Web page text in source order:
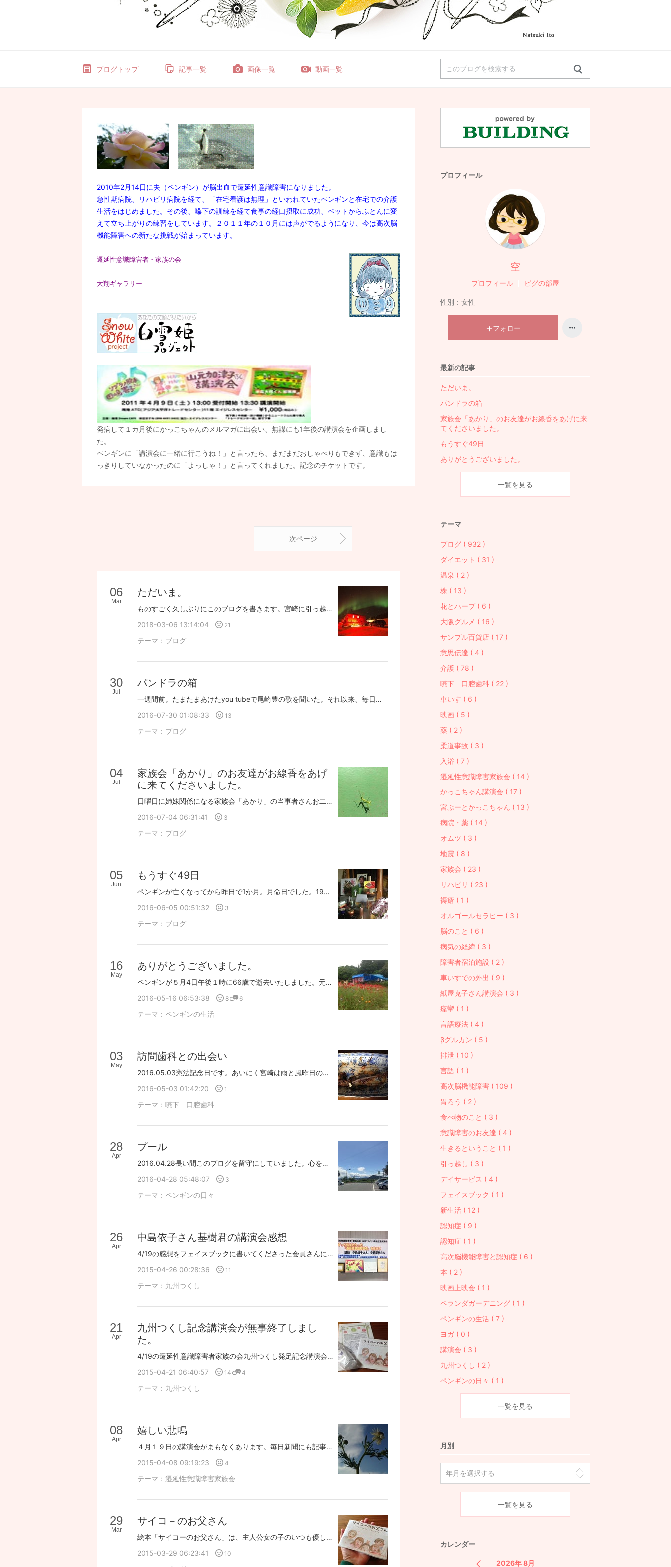
ブログトップ 記事一覧 画像一覧 動画一覧
2010年2月14日に夫（ペンギン）が脳出血で遷延性意識障害になりました。
急性期病院、リハビリ病院を経て、「在宅看護は無理」といわれていたペンギンと在宅での介護
生活をはじめました。その後、嚥下の訓練を経て食事の経口摂取に成功、ベットからふとんに変
えて立ち上がりの練習をしています。２０１１年の１０月には声がでるようになり、今は高次脳
機能障害への新たな挑戦が始まっています。
遷延性意識障害者・家族の会
大翔ギャラリー
発病して１カ月後にかっこちゃんのメルマガに出会い、無謀にも1年後の講演会を企画しまし
た。
ペンギンに「講演会に一緒に行こうね！」と言ったら、まだまだおしゃべりもできず、意識もは
っきりしていなかったのに「よっしゃ！」と言ってくれました。記念のチケットです。
次ページ
06
Mar
ただいま。
ものすごく久しぶりにこのブログを書きます。宮崎に引っ越して7年目。2年前に夫が、昨年末に母が亡くなりました。さあ、これからどんな人生にしようか？と、考えていた時に今まで家族会の活動拠点だった「まちかど図書館」が3月に閉鎖することになって、考えた末に、家族会を解散することにしました。立ち上げて5年、夫が亡くなって2年です。家族会のおかげでたくさんの素晴らしい方々と知り合えました。これは私にとっての財産です。これからもずっとこのご縁を大切にしていきたいと思います。これを機に私自身の人生もリセットしたいと思います。何ができるかわからないけれど～～～。1月にオーロラを見にアラスカへ行ってきました。
2018-03-06 13:14:04
21
テーマ： ブログ
30
Jul
パンドラの箱
一週間前。たまたまあけたyou tubeで尾崎豊の歌を聞いた。それ以来、毎日尾崎豊づくし（笑）彼がブレイクした当時は私は子育て真っ最中。深く知ることなく通り過ぎていったのでした。そしてこのmama,say good-byeを聞いて、今朝は涙が止まらなかった。この歌は彼の母が亡くなった時のものだけど、尾崎自身の死もそしてペンギンの死も・・・・この歌を聞いて、息子が言ったことを思い出す。夫や息子や生活のために生きている私に対して「お母さんの人生はそれでいいの？」と言った。それは息子に意見をしていた私に対しての反論だった。そして今。ペンギンが永眠して、子供たちにはそれぞれの人生がある今。自分の人生をどうしていくのか？自由であるが故の寂しさ、不確かさを感じている。ペンギンが亡くなってから、とにかく時間を空けないように、毎日予定を書き込んでいくようにしていた。きっと自分を見つめなおすのが怖かったのでしょう。尾崎豊の歌は、自分の中に封印していた何かをえぐり取ってしまったようだ。
2016-07-30 01:08:33
13
テーマ： ブログ
04
Jul
家族会「あかり」のお友達がお線香をあげ
に来てくださいました。
日曜日に姉妹関係になる家族会「あかり」の当事者さんお二人が2時間かけて車で我が家に来てくださいました。「お線香をあげに行きたい」とおっしゃっていましたが、最初は申し訳ないのでお断りしました。しかしお二人で来られるというので、トゥモローの同じ年頃の当事者さんで最近参加された方とお母さまをお誘いして、みんなでピザを焼いて食べました。私は今までに何度かお会いしていますが、ペンギンとは会っていません。それでもこんな風に来てくださることは、とてもありがたく、嬉しいことです。当事者Ｆさんは高次脳機能障害になってから、自動車の免許を取ったそうで、最初は教官に怒られて、車から降りてコースを歩かされたこともあったそうです。記憶障害があるので、学科も大変だったろうと思います。昨年お会いした橋本圭司先生のリハの時は「高速道路を走ってみたい」「一般就労をしたい」ということを希望されていましたが、高速道路の方はクリア一般就労の方は今試験就労中とのことでした。きっとそれも果たせるのではないかと、期待しています。食事が終わるころにＴさんとお嬢さんのＭちゃんも来てくださって、ワイワイ楽しくお話することができました。気持ちの良い楽しい会話ができたので「また遊びに来てね」と言って、お別れしました。すると無事到着のメールが届いたときに、帰りの車の中で「また来よう！」と、話が盛り上がったそうです嬉しいな
2016-07-04 06:31:41
3
テーマ： ブログ
05
Jun
もうすぐ49日
ペンギンが亡くなってから昨日で1か月。月命日でした。19日には息子たちが帰ってきて、四十九日です。市役所や年金や保険の手続きをするたびに、この世からペンギンの名前が消えていくのだ、と感じました。今はお仏壇の部屋で仕事をして、布団を敷いてペンギンと一緒に寝ていますが、お骨がなくなって祭壇もなくなって・・・と思うと、その日が来るのがちょっと怖い気もします。どうしようかな？いままでペンギンと一緒に寝ていた部屋に１人で寝るか？それともこの部屋に寝るか？迷ってしまいます。昨日は文化センターへ行ったので、桂ざこばさんの「ふるさとワクワク劇場」のチケット二枚とベンチャーズのチケット1枚を買いました。どちらもペンギンがいたら、喜んで一緒に行ったことでしょう。ざこばさんは、母と一緒に行きます。「めんどくさい」と言われなければよいのですがベンチャーズはお空のペンギンと一緒に聞きますね
2016-06-05 00:51:32
3
テーマ： ブログ
16
May
ありがとうございました。
ペンギンが５月4日午後１時に66歳で逝去いたしました。元気にデイサービスに出掛け、昼食も綺麗に食べた後の急性心筋梗塞でした。（ちなみにこの日は2番目に大好きな若い女性の職員さんにドライブに連れて行ってもらい、昼から出勤してきた一番大好きな女性の職員さんを横に座らせて食事をしたそうです）5月6日に大阪へ帰る予定で、大学時代の友人が集まってくれたり、ヨットのお友達が来てくださったり、そしてペンギンの兄弟たちと一泊の温泉旅行を予定していた矢先の事でした。その6日がお葬式となってしまいました。こんなことなら、もっと早くに大阪へ帰っていたら・・・と後悔することもありますが、この日を選んで、自分で区切りをつけたような気もします。6年前に左右の脳出血をおこし、九死に一生を得ましたが、一年ほどは意識障害の状態でした。その時に家族会に出会ったおかげで、大阪大学の舘村先生に出会い、食事ができるようになりました。また極めて不十分ではありますが話せるようになり、歩行器で歩けるようになりました。大阪で生まれ育ち、結婚してからもずっと大阪で暮らしていましたが、三年ほど前に私の母の介護のため、宮崎に戻りました。極めて重度の高次脳機能障害のため、待つことが難しく周りの皆様には多大なご迷惑をおかけしたと思います。また本人も辛い思いや歯がゆい思いをしたことと思いますが、病気をしてからは、夫婦仲良く手を繋いで過ごしました。（強勢把握という症状があり、右手で私の手をギュッと握ります）映画にコンサートに講演会に出掛け、旅行もしました。密度の濃い6年間を過ごしました。夫が繋いだ手を離したのは、母との時間を作ってくれたように思えてなりません。これから母と一緒に沢山の思い出を作りたいと思います。関わってくださった皆様、本当にありがとうございました。昨日は以前から予定していた日之影のお友達が主催する恋和神のチャリティーコンサートに行ってきました。ご自分の畑に会場を設営されて、全国からミュージシャンが駆けつけてくださいます。宮崎で口蹄疫が発症して、３０万頭の牛や豚が殺処分された8年前にはじめられたコンサート。あおれから新燃岳、鳥インフルエンザ、東日本大震災、と毎年のように続き、今年は熊本大分の震災支援です。主催者の注意事項が・・・1.自然の中ですので、蛇、ムカデ、虫類がいる場合があります。2．怪我、事故等は自己責任にてお願いします。3.あくまでチャリティコンサートですので、不便、不満はご了承ください。4.被災者のために祈りましょう。5.被災地の物品販売に協力してください。6.出演者は一流の人たちです。最後まで応援しましょう。7.協力できる方は、後片付けまでお願いします。8.横に出ている水は湧き水ですので、飲めます。9.明日は我が身と自覚しましょう。災害は大きな環境破壊です。復旧を支援しましょう。・・・・・・・・と、ありました。また「環」（たまき）という東北支援のために作られたみほさんの歌を聞いて、涙が止まらなくなりました。出だしは・・・そして青空がのこった 春はそこまで来てたのに叫びはいつか祈りへと変わり あの日の涙を忘れない一人でいきていくことは とても辛いことだけどだれかが支えてくれている 思うと力が湧いてくる前に進もう 希望を胸にたくさんの勇気と たくさんのやさしさ 素敵な贈り物みんなの思いを環がつないでいくよもう泣かないで さあ笑ってよ 僕たちはここにいるから～～～～～ たくさんの素敵な人々、素晴らしい自然、鶯の声。行ってよかったです。
2016-05-16 06:53:38
8 6
テーマ： ペンギンの生活
03
May
訪問歯科との出会い
2016.05.03憲法記念日です。あいにく宮崎は雨と風昨日の食事で地産地消のうるめいわしを炊いて食べました。ペンギンはお箸でものをつかむことこそできるようになりましたが、お箸を使ってものを切り分けたりすることは難しいのです。なので、お肉は一口大に切りますし、魚は身をほぐしていました。昨日はちょっと面倒だったので、一匹のまま出しました。あとで私の手があいたら、ほぐしてあげようとおもったのです。ところが！次に私が見た時は綺麗に骨だけになっていました。ちょっと感動です。思えば胃ろうからの経管栄養にはじまって、ここに来るまで、いろいろありました。ペンギンが脳出血で倒れる前は、私たち夫婦はそれぞれ好きなことをしていました。ある日突然ペンギンが「明日からちょっとタイに行ってくる」と言ったり、ヨットをする方とお友達になって、ヨットの免許を取った時も「免許はとっても良いけど、ヨットは買ったらあかんよ！」と、念を押していたのに、いつのまにかヨットがあったり。そんなわけで、病院に運び込まれたとき、看護師さんから持ってくるものの中に「入れ歯のいれもの」というのがあって、「いえ、入れ歯はしていませんので(笑)」なんて、言いましたらほら！と見せてくださった部分入れ歯。びっくりぽん！でした。病院では看護師さんが口腔ケアをしてくださっていたので、こんな風にするのだということはわかっていました。けれど、私にとっては口腔ケアというよりもそれは歯磨きという認識でした。それで、まだ胃ろうをしていた時であった舘村先生に一日に何回歯磨きをしていますか？と聞かれたとき、恥ずかしながら1回と答えたのです。そんなに汚い口の状態で肺炎にならなかったということは、唾を呑み込めていること。だから食事もできるようになる！と言われたときには、本当にびっくりしました。口腔の体操も習って、ご飯を食べる練習をしたのですが、「のど元過ぎれば～」で、食事ができるようになると、ついつい口腔ケアがおろそかになってしまったのでした。あとから知ったのですが、歯磨きは命を守るためのものであり、また脳を活性化させるためのものだったのです。先日の紙屋先生の講演会でもペンフィールドの脳の役割の図を見せてくださり、口と手と足が大切であることをお話しくださいました。そして1時間おきに歯磨きをしてもよいくらいだとおっしゃっていました。さて、そんなことを知らない私は、ペンギンと一緒に認知症の母と同居するために宮崎に帰ることになります。その道中で、ご飯だったか、お菓子だったかを食べて、ペンギンの歯がぽろりと抜けたのでした。引っ越しの前に一時帰省をして、ケアマネさんとデイサービスを決めたり、自宅改修の話をしていたのですぐに連絡しました。すると翌日、訪問歯科の先生と歯科衛生士さんが来てくださいました。それから3年半、お世話になったのです。ペンギンの歯はどんどん抜けていきますが、歯根を取るためにはペンギンにじっとしていてもらわないといけません。それが大問題！そこで、応急処置の連続でしたが、残った歯根に黴菌が入って、歯茎が腫れることに～～～とうとう昨年の暮れに県病院に1泊で入院して、全身麻酔で歯根をとって、悪い歯も抜いてもらいました。先生方の相談で残してくださった歯もぐらぐらしだして、今回は通院で部分麻酔で抜いていただきました。ペンギンに先生が丁寧に説明してくださり「全身麻酔にしますか？それとも部分麻酔にしますか？その場合は身体を抑える必要がありますが、そうしても宜しいですか？」と聞いてくださるとペンギンは即座に後者を選ぶのでした。そしてめでたく、抜歯が終了。5年間の間に残っていた歯がどんどん抜けていったことに対して、罪悪感を感じていた私ですが、歯科の先生によると、ペンギンのように脳に損傷している人は、噛む力の加減ができないのだそうで、負担が大きいようです。その話をお聞きして、ちょっとだけ慰められました。歯に関することだけでなく、大貫診療所で行われている「ふらっと止まり木」という月に一回の100円居酒屋に誘っていただき、いろんな人との出会いがあり、今の私たちの生活の基盤ができました。最後に「名残惜しいですが、これで訪問は終了となります。」と言って下さる先生に感謝です。
2016-05-03 01:42:20
1
テーマ： 嚥下 口腔歯科
28
Apr
プール
2016.04.28長い間このブログを留守にしていました。心を入れ替えて、日々のことを書いていきたいと思います。2010年2月14日に脳出血を起こしてから、2012年の9月に宮崎に引っ越してきました。そのころは、まだまだ身体の能力も低く、精神的にも大声を張り上げて主張することが多く、母が一人で静かに暮らしていたのに、我が家から男性の大声が聞こえるものですから、ご近所さんが「おばあちゃんが虐待せれているのではないか」との声が上がって、民生委員さんが地域包括支援センターへ連絡し、地域包括のＯさんが飛んできてくださいました。彼は母の介護保険の関係で知り合って、我が家の事情をよく知ってくださっています。彼らにはpペンギンの現状などを文章でおつたえしていたものですから、「この文章を民生委員さんにも見せていいですか？」と言って下さいました。ご理解いただくためにはそのほうがありがたいので、もちろん了承しました。そんな風な宮崎での生活のはじまりでした。当初はデイサービスに行っても電話がかかってきて、迎えに行ったものです。今は小規模多機能型にお世話になっていて、お泊りこそ不可能ですが、たまになら早朝から夜9時ごろまで、預かっていただくことが可能になりました。デイのみなさんには大変お世話をおかけしているので、いざというときにお願いするようにしています。自宅で過ごすときに時々、ヘルストピアという屋内プールに行っています。身体障害者用の更衣室があり、鍵をかけることが出来るので、空いていれば2人で男性用に入り、着替えをします。当初は中に入った途端「帰ろう！」と騒いで、ほとんど歩くこともなく帰るような状況でした。今は1時間弱は頑張れるようになりました。流れるプールは外側を歩くと1周100ｍだそうなので、今日は8周と15ｍプールの往復をしました。ペンギンは前頭葉も損傷しているので、なかなか意欲がわかないのです。なのですぐに「もうやめよう」「帰ろう」と言い出します。上がろうとするペンギンと8周を目標にする私の攻防で、今日は私の勝利だったわけです少しづつ伸ばしていって、1ｋｍまで頑張ろうと目論んでいます(笑)
2016-04-28 05:48:07
3
テーマ： ペンギンの日々
26
Apr
中島依子さん基樹君の講演会感想
4/19の感想をフェイスブックに書いてくださった会員さんに了承をいただいて、転載いたします。彼女はチラシのデザインを担当、プロのデザイナーさんにボランティアで作っていただいた方です。今回はチラシの力も大きかったでしょうね。・・・・・・19日に、博多で遷延性意識障害者・家族の会 九州「つくし」の発足記念講演会が行われ、無事に終えることができました。富山県の中島依子さん、基樹くんを招いての講演会と、筆談と指談の講習会と、その後に会員の方々との懇親会がありました。定員50名を募集したところ、それを上回るたくさんの申し込みがあり、仕方なくお断りした方も出たほど予想以上の反響で、当日は会員も入れて100人の大きな発足会となりました。前半は、中島さんの地域のテレビ局が作り、放送された、基樹くんが意識を取り戻すまでの番組鑑賞や、基樹くんが遷延性意識障害者となってから、11年後に筆談や指談ができ、絵や文章を描いて、多くの意識障害者の方や、その家族の為に、全国を回って講演活動をしているお話を聞いて、後半は、筆談と指談のデモストレーションがありました。中島さんの講演会を聞きながら、家族会の役員の皆さんも、私も、介護と仕事と家事で忙しい中、一生懸命、初の発足会の準備をしてきたことを思うと、感無量になり、涙が出ました。参加された方から「設立総会にふさわしい講演会でした」「九州に家族会ができて嬉しいです」「これからの家族会に期待します」と多くの賛同する嬉しい言葉を頂くことができ、家族会の会員も増え、 発足記念講演会は大成功をおさめました。Facebookのお友達の皆さんも、多くの方が賛同してくれて、たくさんの「いいね！」を本当にありがとうございました。チラシを配るお手伝いをしてくださったお友達にも、心より感謝致します。次回は、11月に全国会と一緒に山元加津子さんを呼んでの総会となります。夢にまでみた、かっこちゃんに逢えるなんて…(♡ヮ♡)また次回も、頑張りたいと思います！p(*^^*)q
2015-04-26 00:28:36
11
テーマ： 九州つくし
21
Apr
九州つくし記念講演会が無事終了しまし
た。
4/19の遷延性意識障害者家族の会九州つくし発足記念講演会が、無事終了しました。ご参加くださったみなさん、お手伝いいただいたみなさん、本当にありがとうございました。今回は当初、78名の会場を用意しました。ところが、会員さんの広報活動、マスコミ報道もあり、たくさんの参加申し込みがあり、定員50名を大幅に上回り、85名で受付ストップ！以降の方には丁寧にお詫びしたうえで、後日資料をお送りする約束をいたしました。しかし！予約なしでの当日参加者もあり、会場は満杯。ドアをあけるのもままならない状態でした。当日会員になって下さった方は10家族。また賛助会員は以前にの申し込みを含めて、50名以上！！！（これは事務局をしてくださっている方の病院関係の方多数と思われます）賛助会員とは別にお金を伴わないボランティアの方を対象とする特別会員も募集。素敵なチラシをボランティアで担当してくださった方を第一号で特別会員に認定させていただきました今回集まって下さったボランティアの方も気持ちよく特別会員になって下さり、次回11月の講演会にも来て下さることになりました。本当にありがとうございます。ここで講演の内容を説明したいところですが、実は私は会員さんのお子さんの子守要員で、隣のお部屋に籠っていました。後日DVDで見てから、書かせてください。講演をしてくださった中島基樹さんの地元のテレビ局の報道がありましたので、アドレスを添付します。https://www.youtube.com/watch?feature=youtu.be&v=Y8kX5DytXdE&app=desktop私は始まる前と休憩中と終わってから、せっせとロビー活動をしました(笑)久留米リハビリテーション病院の先生は「繋がっていこう！連絡しておいで」と、行って下さるし、身体障害者リハビリテーションセンターの方や高次脳機能障害の翼の会の代表の方ともお話ができました。皆様、一緒にやろうね、と言ってくださるのですが、「つくし」はともかく、私の高次脳機能障害家族会トゥモローの方は、弱小の団体で、恐縮してしまいました。今回の「つくし」の立ち上げで、いろいろと勉強になることも多く、今後に生かしていきたいと思います。会員さんのアロマルームフレグランスとよつばもこさんが発足祝いに提供くださった郵便絵本「サイコーのお父さん」に感謝の気持ちを添えて、会員さんとボランティアさんにお配りしました。
2015-04-21 06:40:57
14 4
テーマ： 九州つくし
08
Apr
嬉しい悲鳴
４月１９日の講演会がまもなくあります。毎日新聞にも記事が載りました。http://mainichi.jp/select/news/20150406k0000e040224000c.html会員のみなさんや協力団体などの告知のおかげで、たくさんの皆さんが集まって下さることになり、嬉しい悲鳴です。定員50名はあっという間に突破、でもどなたも大切な方々です。私たち会員は立ってでも入っていただきましょう、ということになりました。会員さん、ボランティアさん、マスコミのみなさんを含めて、80名を突破してしまいました。ぎゅうぎゅう詰めになりますが、みなさんご協力をお願いいたします。個人的には大阪でお世話になったお二人とおあいできるのが、とーっても楽しみです。また岡山からはH先生がご参加くださいます。ゆっくりお話しするのは今回がはじめてなので、それも楽しみ。お電話でお世話になった県の障害者リハビリセンターのSさんとは初対面ですが、お会いするのが楽しみです。また当事者さんを抱えたご家族も5組来られます。一番遠くはさいたま市からのご参加です。どなたも大切な思いを持って参加してくださるのです。出会いが楽しみです。場所は狭いかもしれませんが、みなさんが気持ちよく参加できて、「来てよかった！」と思っていただけるよう、心をこめて対応していきたいと思います。
2015-04-08 09:19:23
4
テーマ： 遷延性意識障害家族会
29
Mar
サイコ－のお父さん
絵本「サイコーのお父さん」は、主人公女の子のいつも優しいお父さんがある日突然倒れて、意識不明になるのです。意識障害になったお父さんを女の子の目を通して、描いた作品です。作者のよつばもこさんとは、４年前大阪でかっこちゃんの講演会をしたときに出会いました。ちあなみにその時に同時開催した米盛大翔君の作品展で、章子さんともこさんも出会われたのでした。そのもこさんの友人のご主人が遷延性意識障害になられていて、私と家族会をその友人に繋いで下さったのでした。不思議なご縁が続いています。そしてこの絵本「サイコーのお父さん」は、ご友人のことをテーマに書いたものです。教育委員会の公募で、入賞されたため、規定があり出版はとっても大変だったのです。最初に限定で作ったものを私もいただきました。欲しいという大学の先生もおられましたが、もこさんの手元にはもう無いという状況でした。そんななか。遷延性意識障害九州家族会が立ち上がって、その中にまだお若い女性がおれれました。息子さんは4歳。お父さんが意識障害なのです。このお二人を見て、「サイコーのお父さん」は私の元にあるよりもこの親子さんに持っておいてもらおうと、思ったのです。そして、喜んでくださったお母さんが、もこさんにお礼のメールを送ったのです。そこから、ミラクルが始まったようです。郵便絵本として、再び生み出されました。そうして、そうして。昨日もこさんからのメールで、このモデルとなったお父さんとついに筆談ができたそうです！奥さんと娘さんも涙、涙だったそうです。もこさんのライフワークは自閉症のことですが、大阪白雪隊に入られて活動するうちに、なにも分ける必要はないと思われたのだそうです。鳥肌がたちました。自分の思うことをひとつひとつ丁寧に実行していかれるもこさんに教えていただくことがいっぱい。感謝です。
2015-03-29 06:23:41
10
プロフィール
空
プロフィール ピグの部屋
性別： 女性
フォロー
最新の記事
ただいま。
パンドラの箱
家族会「あかり」のお友達がお線香をあげに来
てくださいました。
もうすぐ49日
ありがとうございました。
一覧を見る
テーマ
ブログ ( 932 )
ダイエット ( 31 )
温泉 ( 2 )
株 ( 13 )
花とハーブ ( 6 )
大阪グルメ ( 16 )
サンプル百貨店 ( 17 )
意思伝達 ( 4 )
介護 ( 78 )
嚥下 口腔歯科 ( 22 )
車いす ( 6 )
映画 ( 5 )
薬 ( 2 )
柔道事故 ( 3 )
入浴 ( 7 )
遷延性意識障害家族会 ( 14 )
かっこちゃん講演会 ( 17 )
宮ぷーとかっこちゃん ( 13 )
病院・薬 ( 14 )
オムツ ( 3 )
地震 ( 8 )
家族会 ( 23 )
リハビリ ( 23 )
褥瘡 ( 1 )
オルゴールセラピー ( 3 )
脳のこと ( 6 )
病気の経緯 ( 3 )
障害者宿泊施設 ( 2 )
車いすでの外出 ( 9 )
紙屋克子さん講演会 ( 3 )
痙攣 ( 1 )
言語療法 ( 4 )
βグルカン ( 5 )
排泄 ( 10 )
言語 ( 1 )
高次脳機能障害 ( 109 )
胃ろう ( 2 )
食べ物のこと ( 3 )
意識障害のお友達 ( 4 )
生きるということ ( 1 )
引っ越し ( 3 )
デイサービス ( 4 )
フェイスブック ( 1 )
新生活 ( 12 )
認知症 ( 9 )
認知症 ( 1 )
高次脳機能障害と認知症 ( 6 )
本 ( 2 )
映画上映会 ( 1 )
ベランダガーデニング ( 1 )
ペンギンの生活 ( 7 )
ヨガ ( 0 )
講演会 ( 3 )
九州つくし ( 2 )
ペンギンの日々 ( 1 )
一覧を見る
月別
一覧を見る
カレンダー
2026年 8月